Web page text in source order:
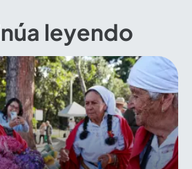
leyendo